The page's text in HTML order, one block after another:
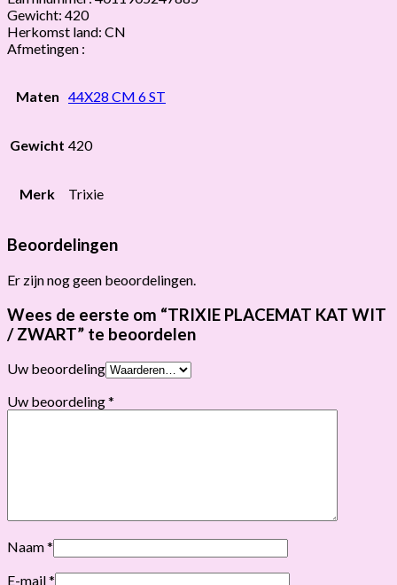
Gewicht: 420
Herkomst land: CN
Afmetingen :
Maten 44X28 CM 6 ST
Gewicht 420
Merk Trixie
Beoordelingen
Er zijn nog geen beoordelingen.
Wees de eerste om “TRIXIE PLACEMAT KAT WIT
/ ZWART” te beoordelen
Uw beoordeling
Uw beoordeling*
Naam*
E-mail*